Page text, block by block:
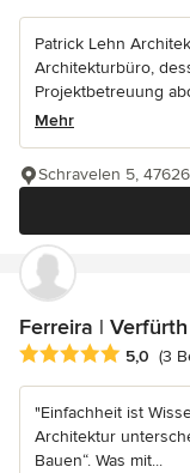
Patrick Lehn
Architekturbüro,
Projektbetreuung
Mehr
Schravelen 5,
Ferreira |
Durchschnittliche
5,0 (3
"Einfachheit ist
Architektur
Bauen“. Was mit...